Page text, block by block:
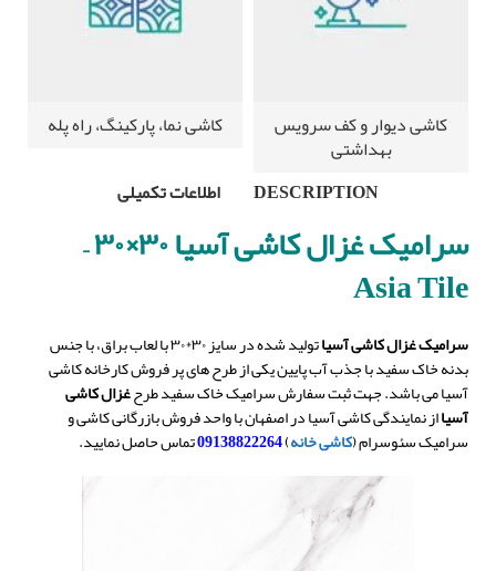
کاشی دیوار و کف سرویس
بهداشتی
کاشی نما، پارکینگ، راه پله
DESCRIPTION
اطلاعات تکمیلی
سرامیک غزال کاشی آسیا ۳۰×۳۰ –
Asia Tile
سرامیک غزال کاشی آسیا تولید شده در سایز ۳۰*۳۰ با لعاب براق، با جنس
بدنه خاک سفید با جذب آب پایین یکی از طرح های پر فروش کارخانه کاشی
آسیا می باشد. جهت ثبت سفارش سرامیک خاک سفید طرحغزالکاشی
آسیااز نمایندگی کاشی آسیا در اصفهان با واحد فروش بازرگانی کاشی و
سرامیک سئوسرام (کاشی خانه)
09138822264تماس حاصل نمایید.